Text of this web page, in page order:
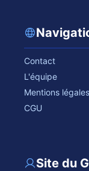
Contact
L'équipe
Mentions légales
CGU
Site du